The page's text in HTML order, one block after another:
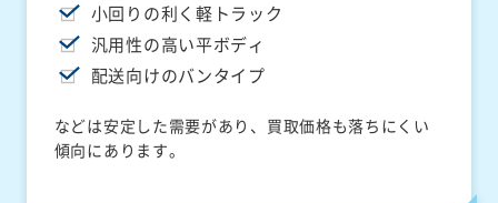
小回りの利く軽トラック
汎用性の高い平ボディ
配送向けのバンタイプ
などは安定した需要があり、買取価格も落ちにくい
傾向にあります。